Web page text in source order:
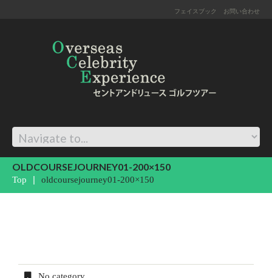
フェイスブック お問い合わせ
OLDCOURSEJOURNEY01-200×150
Top oldcoursejourney01-200×150